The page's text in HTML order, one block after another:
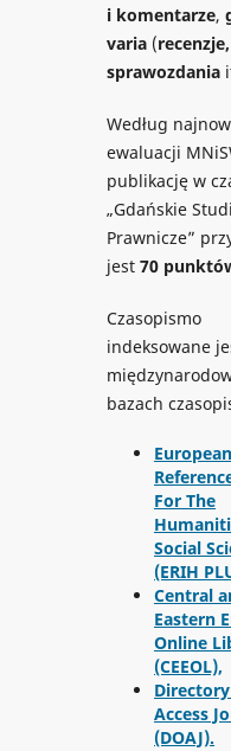
i komentarze,
varia (
sprawozdania
Według
ewaluacji
publikację w
„Gdańskie
Prawnicze”
jest 70
Czasopismo
indeksowane
bazach
European
For The
Social
(ERIH
Central
Eastern
Online
(CEEOL),
Access
(DOAJ).